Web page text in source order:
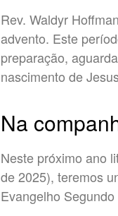
Rev. Waldyr Hoffmann Novamente a igreja
advento. Este
preparação,
nascimento de
Na
Neste próximo ano
de 2025), teremos
Evangelho